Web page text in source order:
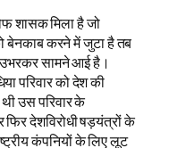
शासक मिला है जो
बेनकाब करने में जुटा है तब
उभरकर सामने आई है।
परिवार को देश की
उस परिवार के
फिर देशविरोधी षड़यंत्रों के
कंपनियों के लिए लूट